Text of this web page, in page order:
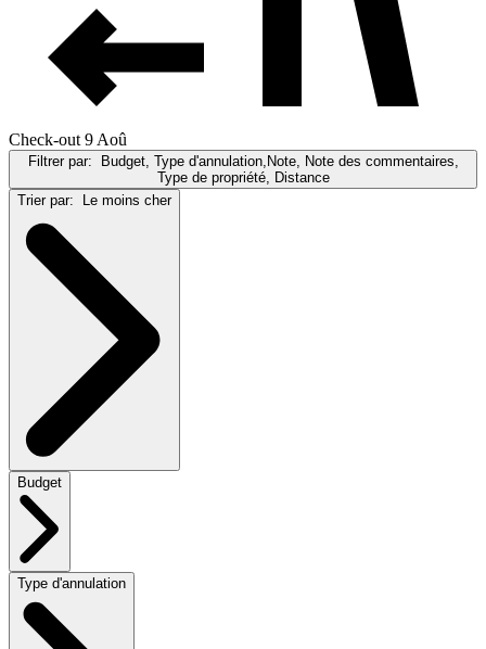
Check-out 9 Aoû
Filtrer par: Budget, Type d'annulation,Note, Note des commentaires,
Type de propriété, Distance
Trier par: Le moins cher
Budget
Type d'annulation